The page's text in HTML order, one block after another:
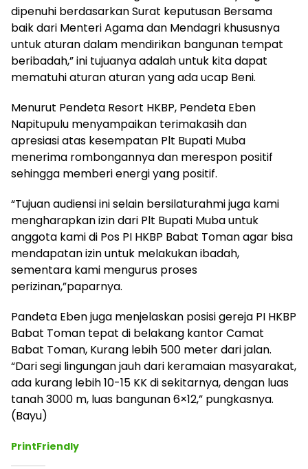
dipenuhi berdasarkan Surat keputusan Bersama
baik dari Menteri Agama dan Mendagri khususnya
untuk aturan dalam mendirikan bangunan tempat
beribadah,” ini tujuanya adalah untuk kita dapat
mematuhi aturan aturan yang ada ucap Beni.
Menurut Pendeta Resort HKBP, Pendeta Eben
Napitupulu menyampaikan terimakasih dan
apresiasi atas kesempatan Plt Bupati Muba
menerima rombongannya dan merespon positif
sehingga memberi energi yang positif.
“Tujuan audiensi ini selain bersilaturahmi juga kami
mengharapkan izin dari Plt Bupati Muba untuk
anggota kami di Pos PI HKBP Babat Toman agar bisa
mendapatan izin untuk melakukan ibadah,
sementara kami mengurus proses
perizinan,”paparnya.
Pandeta Eben juga menjelaskan posisi gereja PI HKBP
Babat Toman tepat di belakang kantor Camat
Babat Toman, Kurang lebih 500 meter dari jalan.
“Dari segi lingungan jauh dari keramaian masyarakat,
ada kurang lebih 10-15 KK di sekitarnya, dengan luas
tanah 3000 m, luas bangunan 6×12,” pungkasnya.
(Bayu)
PrintFriendly